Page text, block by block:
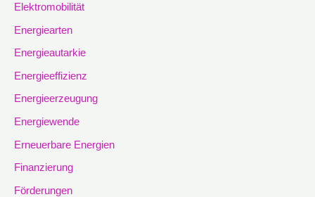
Elektromobilität
Energiearten
Energieautarkie
Energieeffizienz
Energieerzeugung
Energiewende
Erneuerbare Energien
Finanzierung
Förderungen